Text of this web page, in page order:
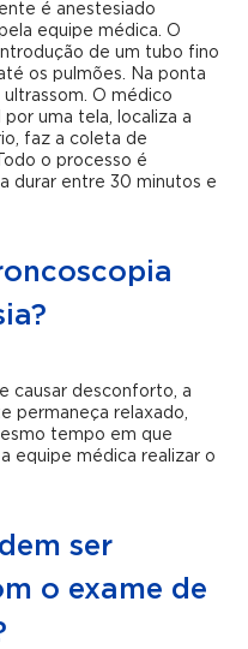
é anestesiado
equipe médica. O
de um tubo fino
os pulmões. Na ponta
O médico
uma tela, localiza a
faz a coleta de
o processo é
durar entre 30 minutos e
causar desconforto, a
permaneça relaxado,
tempo em que
equipe médica realizar o
ser
o exame de